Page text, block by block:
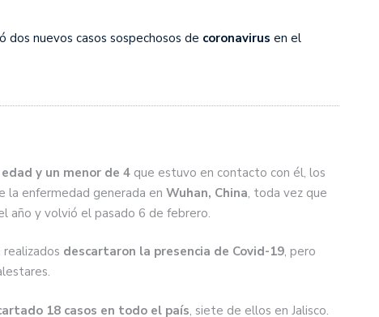
dos nuevos casos sospechosos de coronavirus en el
y un menor de 4 que estuvo en contacto con él, los
la enfermedad generada en Wuhan, China, toda vez que
año y volvió el pasado 6 de febrero.
descartaron la presencia de Covid-19, pero
18 casos en todo el país, siete de ellos en Jalisco.